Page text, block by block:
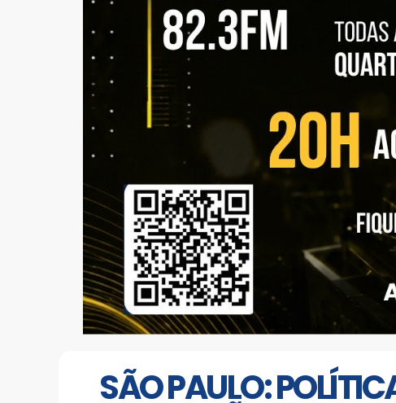
SÃO PAULO: